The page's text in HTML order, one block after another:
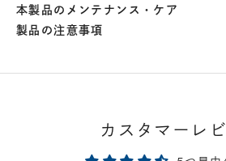
横浜店- 在庫 -
軽井澤工房店- 在庫 -△
- 在庫 - △
本製品のメンテナンス・ケア
製品の注意事項
カスタマーレ